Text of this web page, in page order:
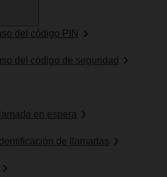
del código PIN
del código de seguridad
en espera
de llamadas